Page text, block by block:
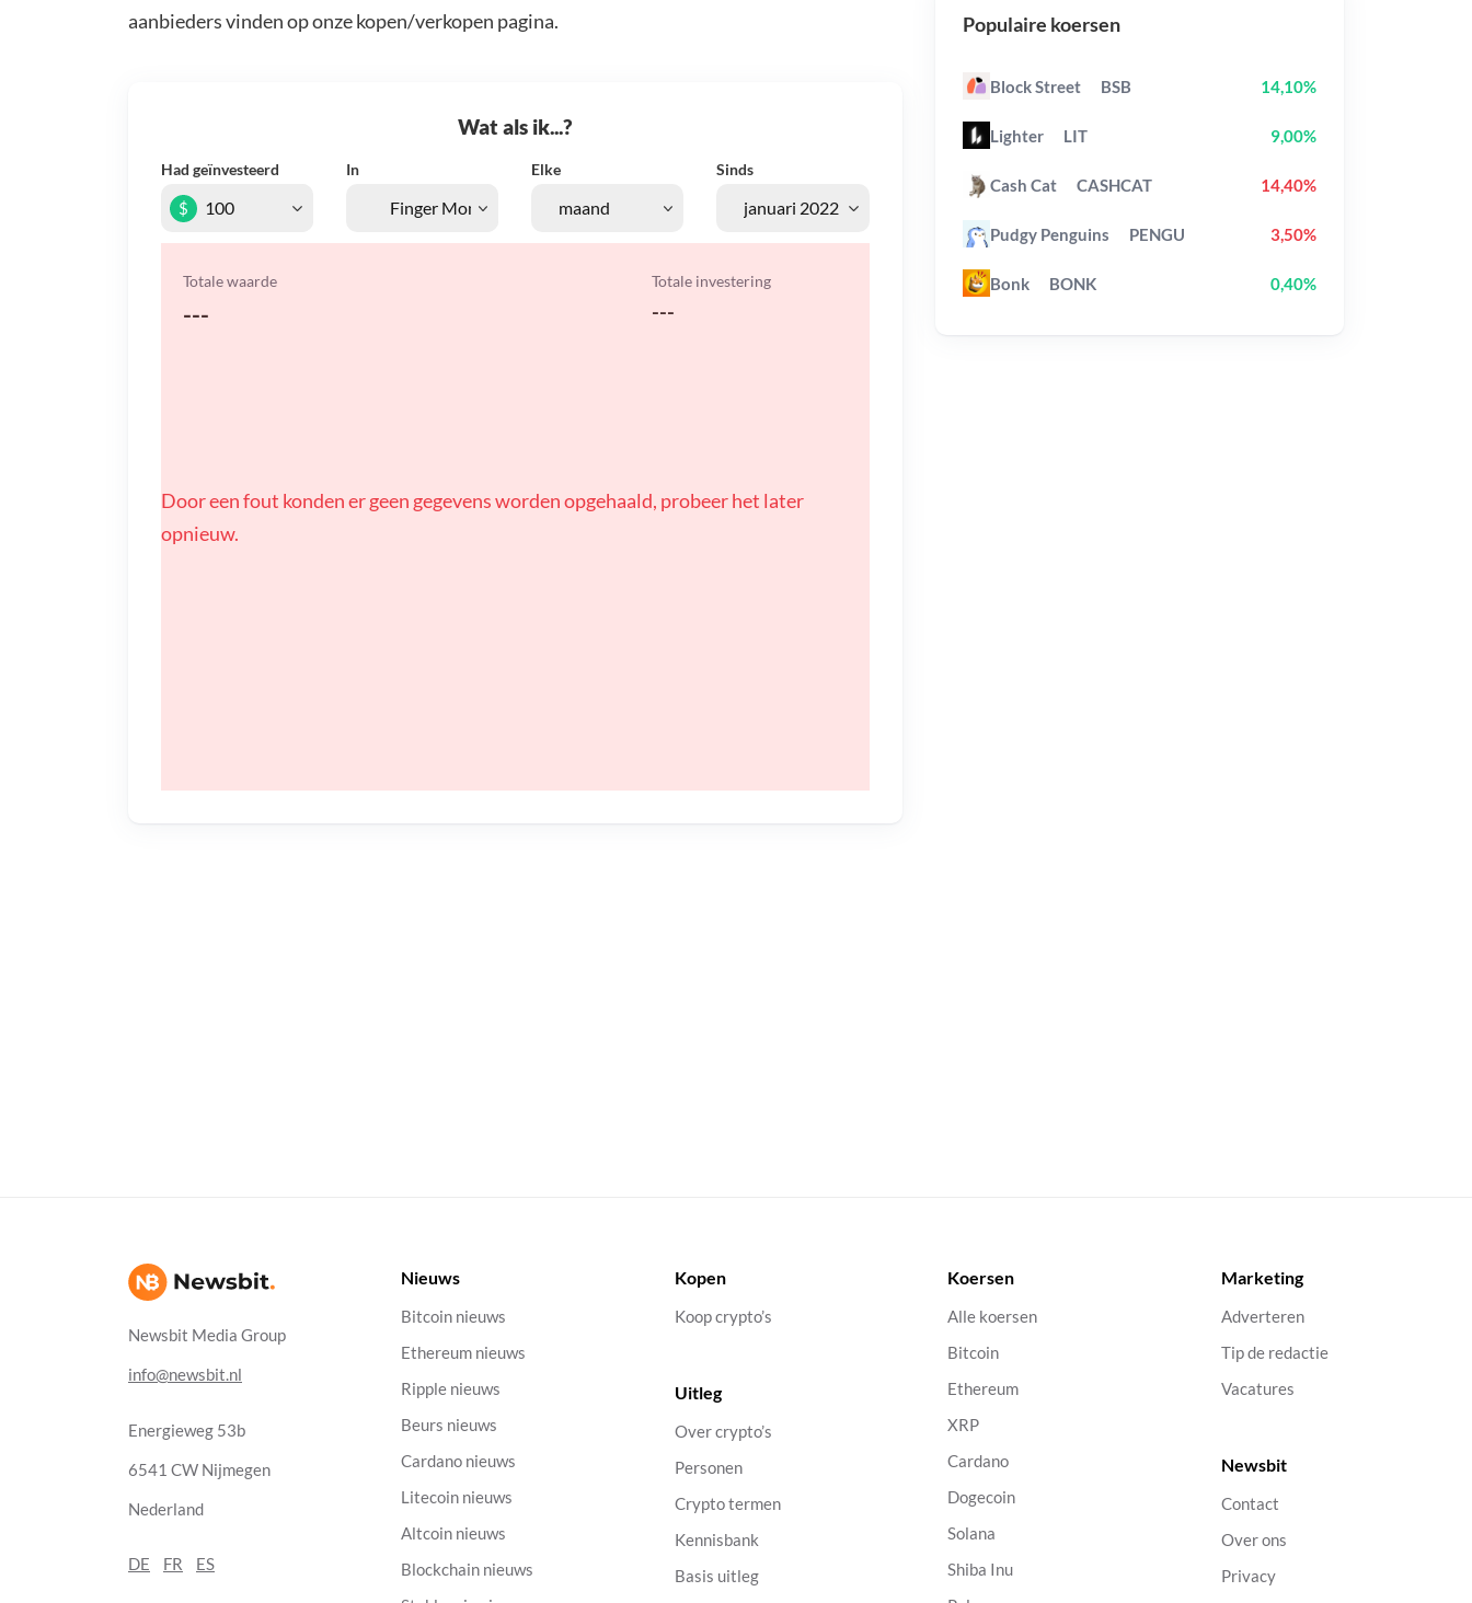
aanbieders vinden op onze kopen/verkopen pagina.
Wat als ik...?
Had geïnvesteerd In Elke Sinds
$
Totale waarde
---
Totale investering
---
Door een fout konden er geen gegevens worden opgehaald, probeer het later
opnieuw.
Populaire koersen
Block Street BSB 14,10%
Lighter LIT 9,00%
Cash Cat CASHCAT 14,40%
Pudgy Penguins PENGU 3,50%
Bonk BONK 0,40%
Newsbit Media Group
info@newsbit.nl
Energieweg 53b
6541 CW Nijmegen
Nederland
DE FR ES
Nieuws
Bitcoin nieuws
Ethereum nieuws
Ripple nieuws
Beurs nieuws
Cardano nieuws
Litecoin nieuws
Altcoin nieuws
Blockchain nieuws
Kopen
Koop crypto’s
Uitleg
Over crypto’s
Personen
Crypto termen
Kennisbank
Basis uitleg
Koersen
Alle koersen
Bitcoin
Ethereum
XRP
Cardano
Dogecoin
Solana
Shiba Inu
Marketing
Adverteren
Tip de redactie
Vacatures
Newsbit
Contact
Over ons
Privacy